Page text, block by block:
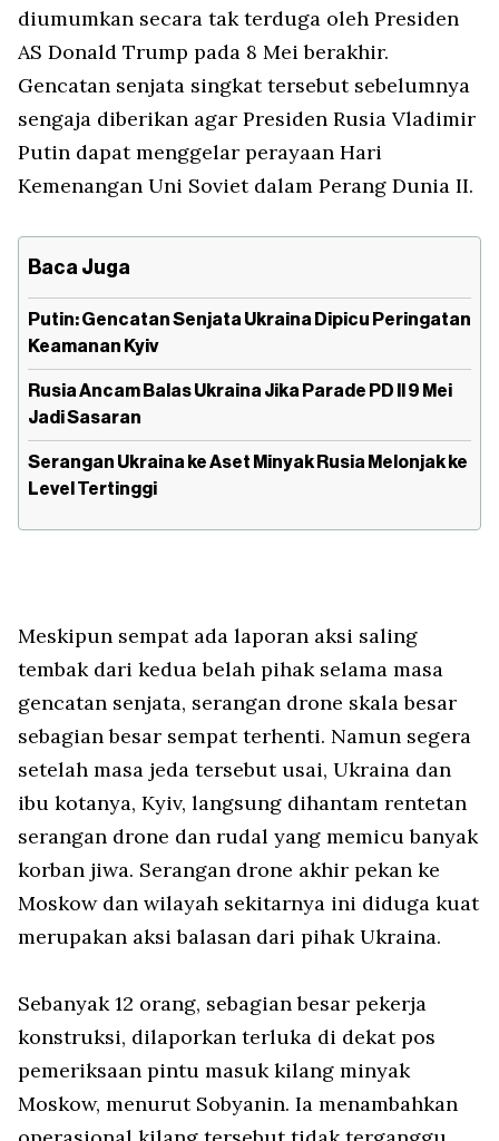
diumumkan secara tak terduga oleh Presiden
AS Donald Trump pada 8 Mei berakhir.
Gencatan senjata singkat tersebut sebelumnya
sengaja diberikan agar Presiden Rusia Vladimir
Putin dapat menggelar perayaan Hari
Kemenangan Uni Soviet dalam Perang Dunia II.
Baca Juga
Putin: Gencatan Senjata Ukraina Dipicu Peringatan
Keamanan Kyiv
Rusia Ancam Balas Ukraina Jika Parade PD II 9 Mei
Jadi Sasaran
Serangan Ukraina ke Aset Minyak Rusia Melonjak ke
Level Tertinggi
Meskipun sempat ada laporan aksi saling
tembak dari kedua belah pihak selama masa
gencatan senjata, serangan drone skala besar
sebagian besar sempat terhenti. Namun segera
setelah masa jeda tersebut usai, Ukraina dan
ibu kotanya, Kyiv, langsung dihantam rentetan
serangan drone dan rudal yang memicu banyak
korban jiwa. Serangan drone akhir pekan ke
Moskow dan wilayah sekitarnya ini diduga kuat
merupakan aksi balasan dari pihak Ukraina.
Sebanyak 12 orang, sebagian besar pekerja
konstruksi, dilaporkan terluka di dekat pos
pemeriksaan pintu masuk kilang minyak
Moskow, menurut Sobyanin. Ia menambahkan